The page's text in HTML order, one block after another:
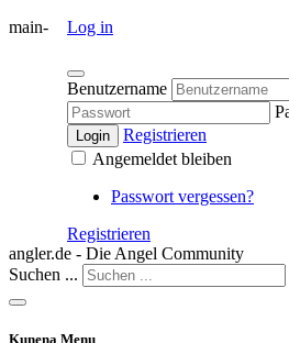
Log in
Benutzername
Login
Registrieren
Angemeldet bleiben
Passwort vergessen?
Registrieren
main-
angler.de - Die Angel Community
Suchen ...
Kunena Menu